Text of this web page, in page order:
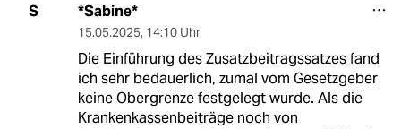
S *Sabine*
15.05.2025, 14:10 Uhr
Die Einführung des Zusatzbeitragssatzes fand
ich sehr bedauerlich, zumal vom Gesetzgeber
keine Obergrenze festgelegt wurde. Als die
Krankenkassenbeiträge noch von